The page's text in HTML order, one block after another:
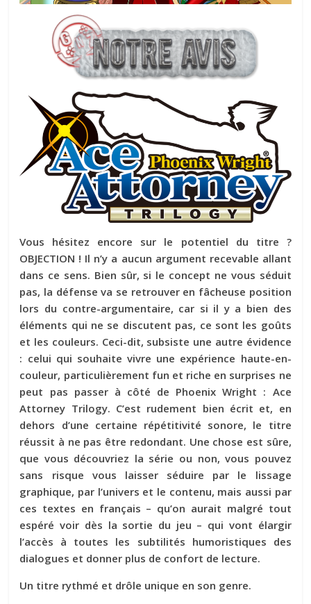
Vous hésitez encore sur le potentiel du titre ?
OBJECTION ! Il n’y a aucun argument recevable allant
dans ce sens. Bien sûr, si le concept ne vous séduit
pas, la défense va se retrouver en fâcheuse position
lors du contre-argumentaire, car si il y a bien des
éléments qui ne se discutent pas, ce sont les goûts
et les couleurs. Ceci-dit, subsiste une autre évidence
: celui qui souhaite vivre une expérience haute-en-
couleur, particulièrement fun et riche en surprises ne
peut pas passer à côté de Phoenix Wright : Ace
Attorney Trilogy. C’est rudement bien écrit et, en
dehors d’une certaine répétitivité sonore, le titre
réussit à ne pas être redondant. Une chose est sûre,
que vous découvriez la série ou non, vous pouvez
sans risque vous laisser séduire par le lissage
graphique, par l’univers et le contenu, mais aussi par
ces textes en français – qu’on aurait malgré tout
espéré voir dès la sortie du jeu – qui vont élargir
l’accès à toutes les subtilités humoristiques des
dialogues et donner plus de confort de lecture.
Un titre rythmé et drôle unique en son genre.